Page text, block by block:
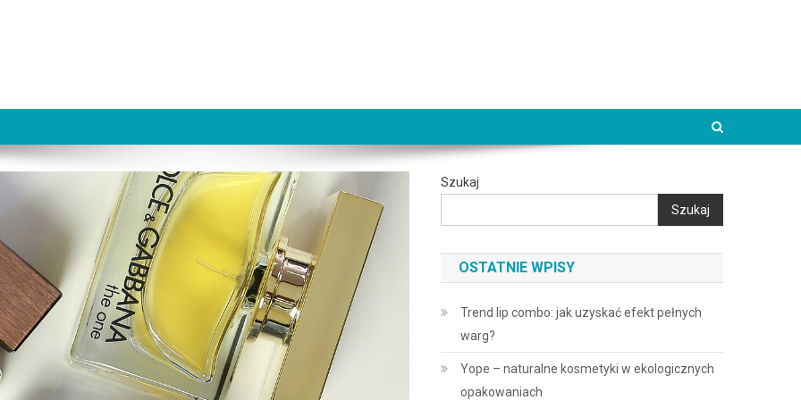
Szukaj
Szukaj
OSTATNIE WPISY
Trend lip combo: jak uzyskać efekt pełnych
warg?
Yope – naturalne kosmetyki w ekologicznych
opakowaniach